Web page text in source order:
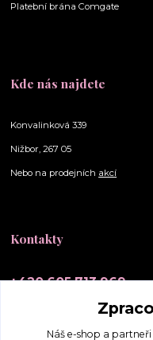
Platební brána Comgate
Kde nás najdete
Konvalinková 339
Nižbor, 267 05
Nebo na prodejních akcí
Kontakty
+420 605 713 969
info@elly-
Náš e-shop a